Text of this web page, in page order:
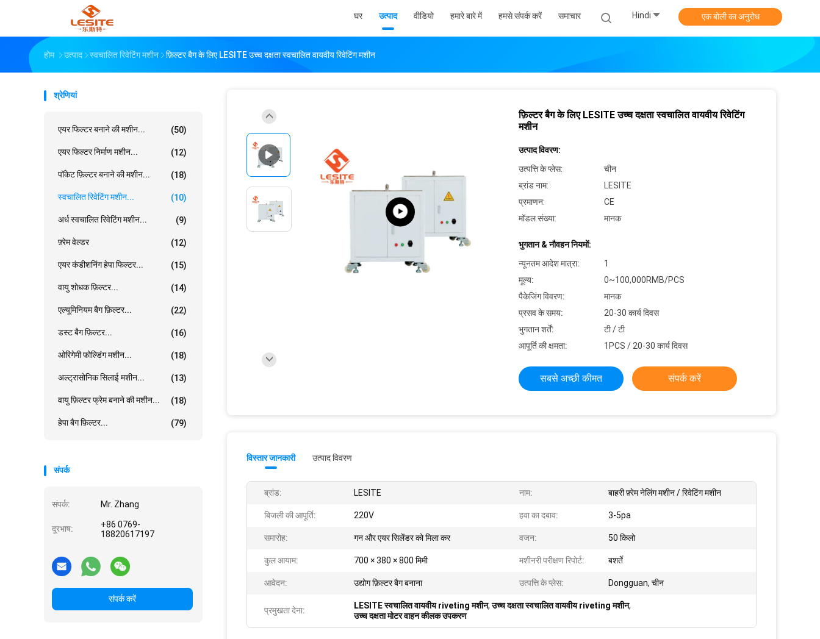
घर उत्पाद वीडियो हमारे बारे में हमसे संपर्क करें समाचार Hindi एक बोली का अनुरोध
होम उत्पाद स्वचालित रिवेटिंग मशीन फ़िल्टर बैग के लिए LESITE उच्च दक्षता स्वचालित वायवीय रिवेटिंग मशीन
श्रेणियां
एयर फिल्टर बनाने की मशीन... (50)
एयर फिल्टर निर्माण मशीन... (12)
पॉकेट फ़िल्टर बनाने की मशीन... (18)
स्वचालित रिवेटिंग मशीन... (10)
अर्ध स्वचालित रिवेटिंग मशीन... (9)
फ़्रेम वेल्डर (12)
एयर कंडीशनिंग हेपा फिल्टर... (15)
वायु शोधक फ़िल्टर... (14)
एल्यूमिनियम बैग फ़िल्टर... (22)
डस्ट बैग फ़िल्टर... (16)
ओरिगेमी फोल्डिंग मशीन... (18)
अल्ट्रासोनिक सिलाई मशीन... (13)
वायु फ़िल्टर फ्रेम बनाने की मशीन... (18)
हेपा बैग फ़िल्टर... (79)
संपर्क
संपर्क: Mr. Zhang
दूरभाष:
+86 0769-
18820617197
संपर्क करें
फ़िल्टर बैग के लिए LESITE उच्च दक्षता स्वचालित वायवीय रिवेटिंग
मशीन
उत्पाद विवरण:
उत्पत्ति के प्लेस:
चीन
ब्रांड नाम:
LESITE
प्रमाणन:
CE
मॉडल संख्या:
मानक
भुगतान & नौवहन नियमों:
न्यूनतम आदेश मात्रा:
1
मूल्य:
0~100,000RMB/PCS
पैकेजिंग विवरण:
मानक
प्रसव के समय:
20-30 कार्य दिवस
भुगतान शर्तें:
टी / टी
आपूर्ति की क्षमता:
1PCS / 20-30 कार्य दिवस
सबसे अच्छी कीमत संपर्क करें
विस्तार जानकारी उत्पाद विवरण
ब्रांड: LESITE नाम: बाहरी फ़्रेम नेलिंग मशीन / रिवेटिंग मशीन
बिजली की आपूर्ति: 220V हवा का दबाव: 3-5pa
समारोह: गन और एयर सिलेंडर को मिला कर वजन: 50 किलो
कुल आयाम: 700 × 380 × 800 मिमी मशीनरी परीक्षण रिपोर्ट: बशर्ते
आवेदन: उद्योग फ़िल्टर बैग बनाना उत्पत्ति के प्लेस: Dongguan, चीन
प्रमुखता देना: LESITE स्वचालित वायवीय riveting मशीन,उच्च दक्षता स्वचालित वायवीय riveting मशीन,
उच्च दक्षता मोटर वाहन कीलक उपकरण